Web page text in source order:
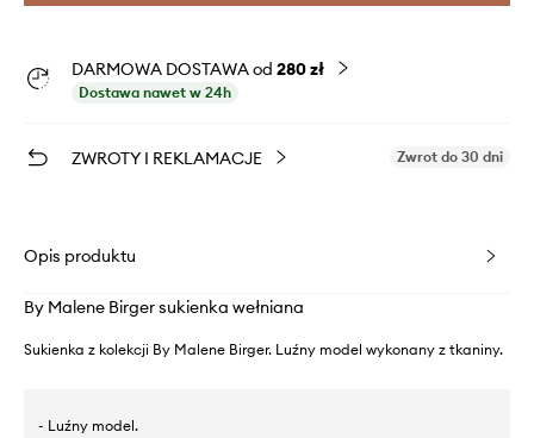
DARMOWA DOSTAWA od 280 zł
Dostawa nawet w 24h
ZWROTY I REKLAMACJE Zwrot do 30 dni
Opis produktu
By Malene Birger sukienka wełniana
Sukienka z kolekcji By Malene Birger. Luźny model wykonany z tkaniny.
- Luźny model.